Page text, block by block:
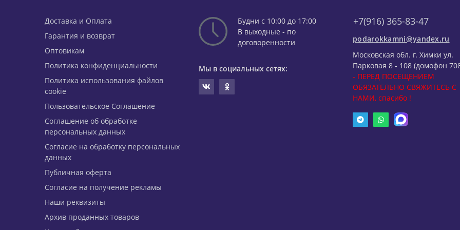
Доставка и Оплата
Гарантия и возврат
Оптовикам
Политика конфиденциальности
Политика использования файлов
cookie
Пользовательское Соглашение
Соглашение об обработке
персональных данных
Согласие на обработку персональных
данных
Публичная оферта
Согласие на получение рекламы
Наши реквизиты
Архив проданных товаров
Будни с 10:00 до 17:00
В выходные - по
договоренности
Мы в социальных сетях:
+7(916) 365-83-47
podarokkamni@yandex.ru
Московская обл. г. Химки ул.
Парковая 8 - 108 (домофон
- ПЕРЕД ПОСЕЩЕНИЕМ
ОБЯЗАТЕЛЬНО СВЯЖИТЕСЬ С
НАМИ, спасибо !